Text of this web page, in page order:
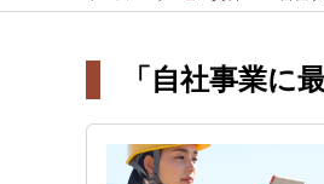
「自社事業に